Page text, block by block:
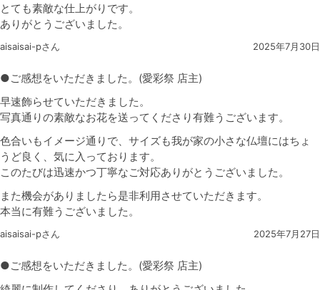
とても素敵な仕上がりです。
ありがとうございました。
aisaisai-pさん 2025年7月30日
●ご感想をいただきました。(愛彩祭 店主)
早速飾らせていただきました。
写真通りの素敵なお花を送ってくださり有難うございます。
色合いもイメージ通りで、サイズも我が家の小さな仏壇にはちょ
うど良く、気に入っております。
このたびは迅速かつ丁寧なご対応ありがとうございました。
また機会がありましたら是非利用させていただきます。
本当に有難うございました。
aisaisai-pさん 2025年7月27日
●ご感想をいただきました。(愛彩祭 店主)